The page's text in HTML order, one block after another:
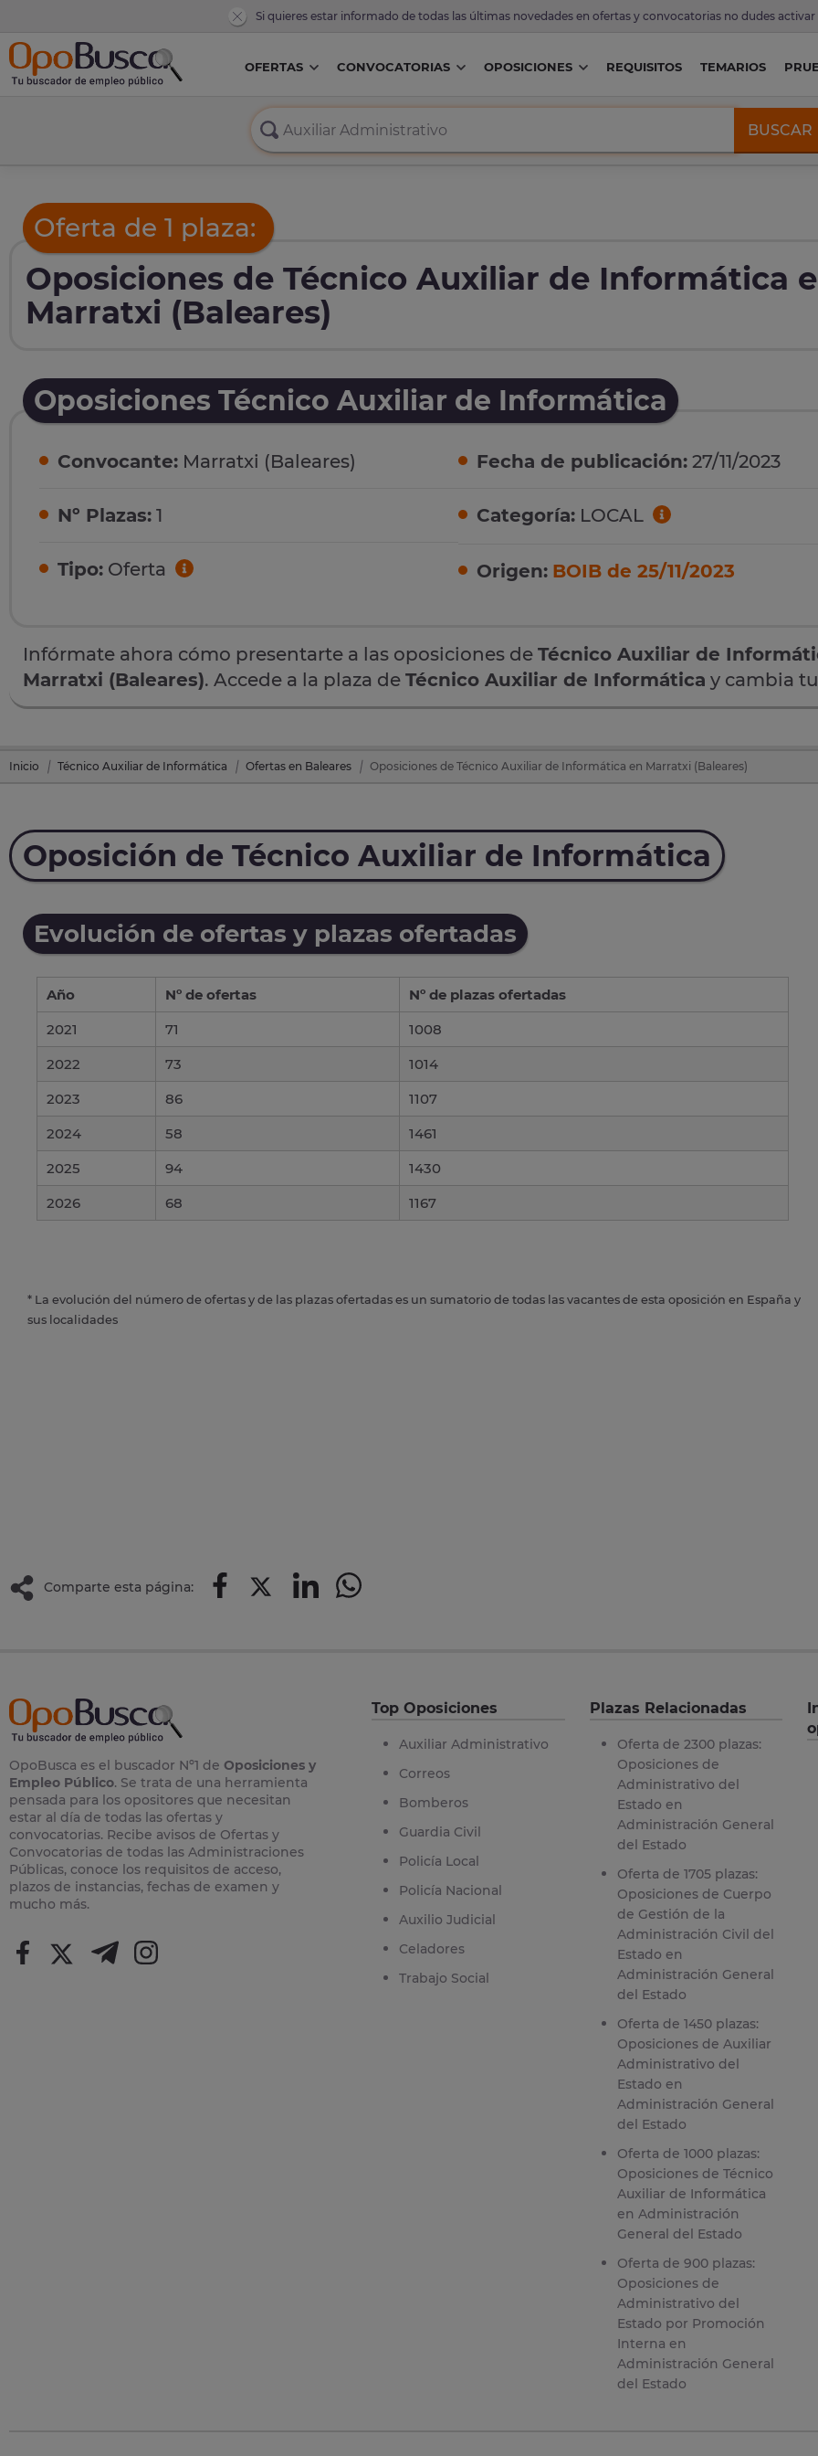
Si quieres estar informado de todas las últimas novedades en ofertas y convocatorias no dudes activar
OFERTAS CONVOCATORIAS OPOSICIONES REQUISITOS TEMARIOS
BUSCAR
Oferta de 1 plaza:
Oposiciones de Técnico Auxiliar de Informática
Marratxi (Baleares)
Oposiciones Técnico Auxiliar de Informática
Convocante: Marratxi (Baleares)
Nº Plazas: 1
Tipo: Oferta
Fecha de publicación: 27/11/2023
Categoría: LOCAL
Origen: BOIB de 25/11/2023
Infórmate ahora cómo presentarte a las oposiciones de Técnico Auxiliar de
Marratxi (Baleares). Accede a la plaza de Técnico Auxiliar de Informática y cambia
Inicio Técnico Auxiliar de Informática Ofertas en Baleares Oposiciones de Técnico Auxiliar de Informática en Marratxi (Baleares)
Oposición de Técnico Auxiliar de Informática
Evolución de ofertas y plazas ofertadas
Año Nº de ofertas
Nº de plazas ofertadas
2021
71
1008
2022
73
1014
2023
86
1107
2024
58
1461
2025
94
1430
2026
68 1167
* La evolución del número de ofertas y de las plazas ofertadas es un sumatorio de todas las vacantes de esta oposición en España y
sus localidades
Comparte esta página:
OpoBusca es el buscador Nº1 de Oposiciones y
Empleo Público. Se trata de una herramienta
pensada para los opositores que necesitan
estar al día de todas las ofertas y
convocatorias. Recibe avisos de Ofertas y
Convocatorias de todas las Administraciones
Públicas, conoce los requisitos de acceso,
plazos de instancias, fechas de examen y
mucho más.
Top Oposiciones
Auxiliar Administrativo
Correos
Bomberos
Guardia Civil
Policía Local
Policía Nacional
Auxilio Judicial
Celadores
Trabajo Social
Plazas Relacionadas
Oferta de 2300 plazas:
Oposiciones de
Administrativo del
Estado en
Administración General
del Estado
Oferta de 1705 plazas:
Oposiciones de Cuerpo
de Gestión de la
Administración Civil del
Estado en
Administración General
del Estado
Oferta de 1450 plazas:
Oposiciones de Auxiliar
Administrativo del
Estado en
Administración General
del Estado
Oferta de 1000 plazas:
Oposiciones de Técnico
Auxiliar de Informática
en Administración
General del Estado
Oferta de 900 plazas:
Oposiciones de
Administrativo del
Estado por Promoción
Interna en
Administración General
del Estado